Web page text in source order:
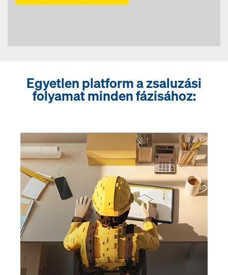
Egyetlen platform a zsaluzási
folyamat minden fázisához: